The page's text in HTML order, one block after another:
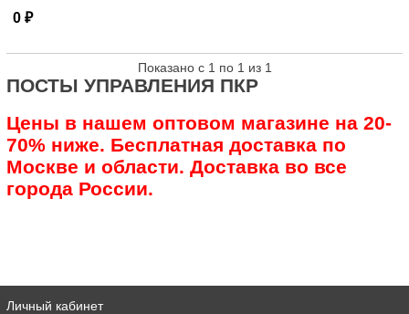
0 ₽
Показано с 1 по 1 из 1
ПОСТЫ УПРАВЛЕНИЯ ПКР
Цены в нашем оптовом магазине на 20-
70% ниже. Бесплатная доставка по
Москве и области. Доставка во все
города России.
Личный кабинет